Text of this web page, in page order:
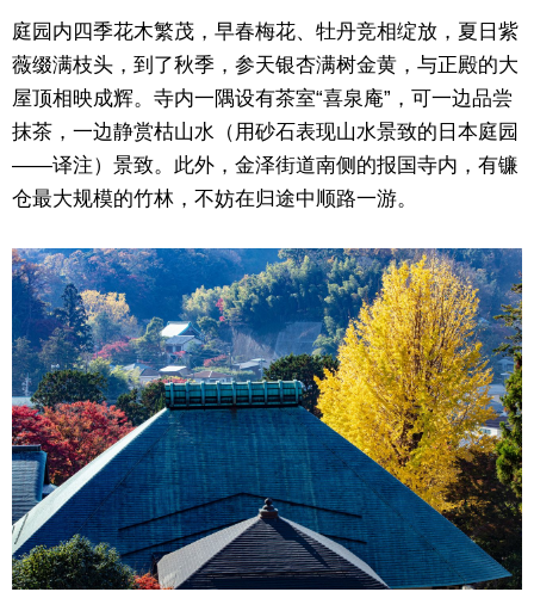
庭园内四季花木繁茂，早春梅花、牡丹竞相绽放，夏日紫
薇缀满枝头，到了秋季，参天银杏满树金黄，与正殿的大
屋顶相映成辉。寺内一隅设有茶室“喜泉庵”，可一边品尝
抹茶，一边静赏枯山水（用砂石表现山水景致的日本庭园
——译注）景致。此外，金泽街道南侧的报国寺内，有镰
仓最大规模的竹林，不妨在归途中顺路一游。